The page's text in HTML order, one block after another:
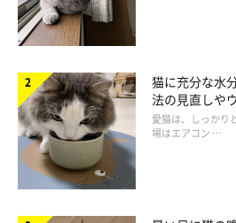
猫好きな人、フワモコ好きな人がこの
入れたい1枚です。
猫に充分な水
法の見直しや
方を解説
愛猫は、しっかり
場はエアコン …